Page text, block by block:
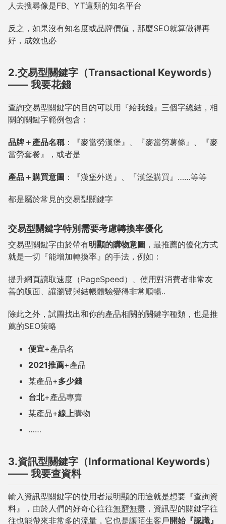
人去搜尋像是FB、YT這類的知名平台
反之，如果沒有知名度或品牌價值，那麼SEO就算做得再
好，成效也必
2.交易型關鍵字（Transactional Keywords）
—— 我要花錢
查詢交易型關鍵字的目的可以用『給我錢』三個字總結，相
關的關鍵字範例包含：
品牌＋產品名稱 ：『麥當勞漢堡』、『麥當勞薯條』、『麥
當勞套餐』，或者是
產品＋購買意圖 ：『漢堡外送』、『漢堡購買』……等等
都是屬於常見的交易型關鍵字
交易型關鍵字特別需要考慮轉換率優化
交易型關鍵字由於帶有明顯的購物意圖 ，最推薦的優化方式
就是一切『能增加轉換率』的手法，例如：
提升網頁讀取速度（PageSpeed）、使用對消費者非常友
善的版面、讓瀏覽與結帳體驗變得非常順暢..
除此之外，試圖找出和你的產品相關的關鍵字種類，也是推
薦的SEO策略
便宜+產品名
2021推薦+產品
某產品+多少錢
台北+產品專賣
某產品+線上購物
……
3.資訊型關鍵字（Informational Keywords）
—— 我要查資料
輸入資訊型關鍵字的使用者最明顯的用途就是想要『查詢資
料』，由於人們的好奇心往往無窮無盡 ，資訊型的關鍵字往
往也能帶來非常多的流量，它也是讓陌生客戶開始『認識』